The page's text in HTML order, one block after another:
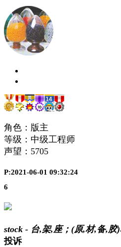
角色：版主
等级：中级工程师
声望： 5705
P:2021-06-01 09:32:24
6
stock - 台,架,座；(原,材,备,胶
投诉